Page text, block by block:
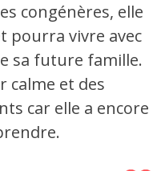
congénères, elle
pourra vivre avec
sa future famille.
calme et des
car elle a encore